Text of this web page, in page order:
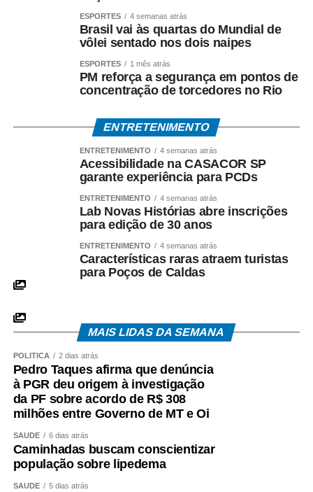
feira (7) foram aplicadas 84.632 doses da vacina
contra o sarampo e 24.952 doses de outros
imunizantes.O total de 109.584 doses representa o
maior número registrado em um único dia desde o início
da mobilização, em 3 de agosto.
COMENTE ABAIXO:
WhatsApp
Facebook
Twitter
Messenger
LinkedIn
Share
ESPORTES 4 semanas atrás
Brasil vai às quartas do Mundial de
vôlei sentado nos dois naipes
ESPORTES 1 mês atrás
PM reforça a segurança em pontos de
concentração de torcedores no Rio
ENTRETENIMENTO
ENTRETENIMENTO 4 semanas atrás
Acessibilidade na CASACOR SP
garante experiência para PCDs
ENTRETENIMENTO 4 semanas atrás
Lab Novas Histórias abre inscrições
para edição de 30 anos
ENTRETENIMENTO 4 semanas atrás
Características raras atraem turistas
para Poços de Caldas
MAIS LIDAS DA SEMANA
POLÍTICA 2 dias atrás
Pedro Taques afirma que denúncia
à PGR deu origem à investigação
da PF sobre acordo de R$ 308
milhões entre Governo de MT e Oi
SAÚDE 6 dias atrás
Caminhadas buscam conscientizar
população sobre lipedema
SAÚDE 5 dias atrás